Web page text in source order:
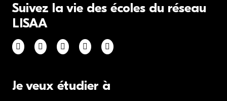
Suivez la vie des écoles du réseau
LISAA
Je veux étudier à